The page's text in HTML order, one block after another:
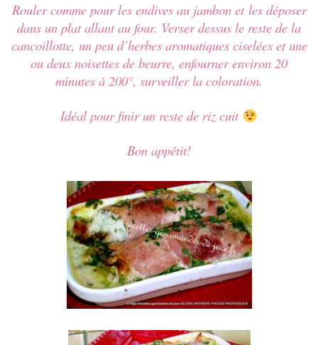
Rouler comme pour les endives au jambon et les déposer
dans un plat allant au four. Verser dessus le reste de la
cancoillotte, un peu d’herbes aromatiques ciselées et une
ou deux noisettes de beurre, enfourner environ 20
minutes à 200°, surveiller la coloration.
Idéal pour finir un reste de riz cuit
Bon appétit!